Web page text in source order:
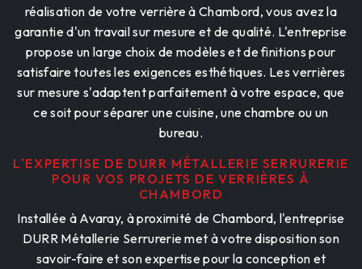
réalisation de votre verrière à Chambord, vous avez la
garantie d'un travail sur mesure et de qualité. L'entreprise
propose un large choix de modèles et de finitions pour
satisfaire toutes les exigences esthétiques. Les verrières
sur mesure s'adaptent parfaitement à votre espace, que
ce soit pour séparer une cuisine, une chambre ou un
bureau.
L'EXPERTISE DE DURR MÉTALLERIE SERRURERIE
POUR VOS PROJETS DE VERRIÈRES À
CHAMBORD
Installée à Avaray, à proximité de Chambord, l'entreprise
DURR Métallerie Serrurerie met à votre disposition son
savoir-faire et son expertise pour la conception et